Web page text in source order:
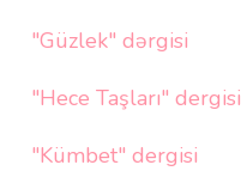
"Güzlek" dərgisi
"Hece Taşları" dergisi
"Kümbet" dergisi